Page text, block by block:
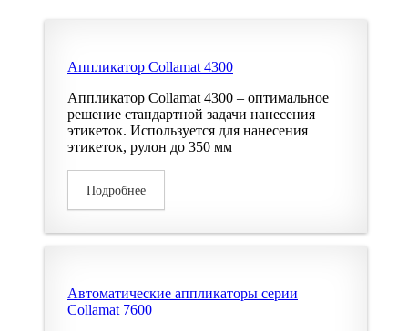
Аппликатор Collamat 4300
Аппликатор Collamat 4300 – оптимальное
решение стандартной задачи нанесения
этикеток. Используется для нанесения
этикеток, рулон до 350 мм
Подробнее
Автоматические аппликаторы серии
Collamat 7600